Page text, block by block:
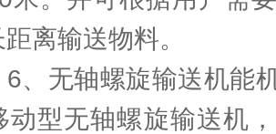
离输送物料。
无轴螺旋输送机能机
动型无轴螺旋输送机